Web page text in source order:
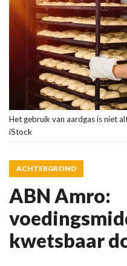
Het gebruik van aardgas is niet
iStock
ACHTERGROND
ABN Amro:
kwetsbaar